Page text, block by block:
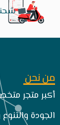
من نحن
أكبر متجر
الجودة